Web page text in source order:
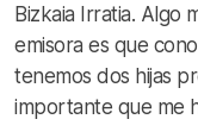
Bizkaia Irratia. Algo
emisora es que
tenemos dos hijas
importante que me